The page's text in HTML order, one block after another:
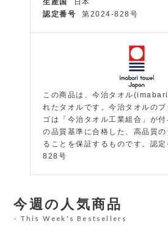
生産国
日本
認定番号
第2024-828号
この商品は、今治タオル
れたタオルです。今治タオルのブ
ゴは「今治タオル工業組合」が付
の品質基準に合格した、高品質
ることを保証するものです。認
828号
今週の人気商品
This Week's Bestsellers